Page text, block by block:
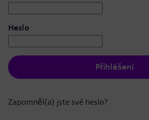
Heslo
Přihlášení
Zapomněl(a) jste své heslo?